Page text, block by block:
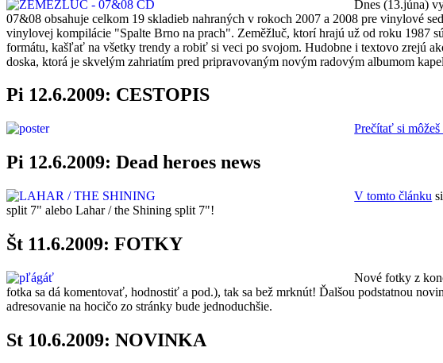
Dnes (13.júna)
07&08 obsahuje celkom 19 skladieb nahraných v rokoch 2007 a 2008 pre vinylové
vinylovej kompilácie "Spalte Brno na prach". Zeměžluč, ktorí hrajú už od roku 1987
formátu, kašľať na všetky trendy a robiť si veci po svojom. Hudobne i textovo zrejú
doska, ktorá je skvelým zahriatím pred pripravovaným novým radovým albumom
Pi 12.6.2009: CESTOPIS
Prečítať si
Pi 12.6.2009: Dead heroes news
V tomto článku
split 7" alebo Lahar / the Shining split 7"!
Št 11.6.2009: FOTKY
Nové fotky z
fotka sa dá komentovať, hodnostiť a pod.), tak sa bež mrknút! Ďalšou podstatnou
adresovanie na hocičo zo stránky bude jednoduchšie.
St 10.6.2009: NOVINKA